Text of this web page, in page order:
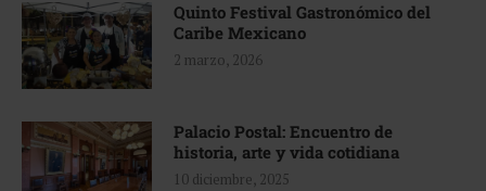
Quinto Festival Gastronómico del
Caribe Mexicano
2 marzo, 2026
Palacio Postal: Encuentro de
historia, arte y vida cotidiana
10 diciembre, 2025